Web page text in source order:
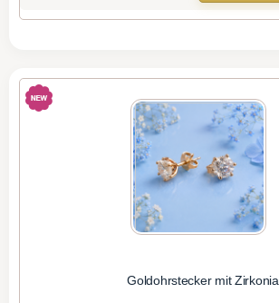
Goldohrstecker mit Zirkonia